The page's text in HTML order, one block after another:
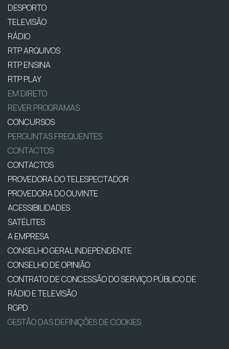
DESPORTO
TELEVISÃO
RÁDIO
RTP ARQUIVOS
RTP ENSINA
RTP PLAY
EM DIRETO
REVER PROGRAMAS
CONCURSOS
PERGUNTAS FREQUENTES
CONTACTOS
CONTACTOS
PROVEDORA DO TELESPECTADOR
PROVEDORA DO OUVINTE
ACESSIBILIDADES
SATÉLITES
A EMPRESA
CONSELHO GERAL INDEPENDENTE
CONSELHO DE OPINIÃO
CONTRATO DE CONCESSÃO DO SERVIÇO PÚBLICO DE
RÁDIO E TELEVISÃO
RGPD
GESTÃO DAS DEFINIÇÕES DE COOKIES